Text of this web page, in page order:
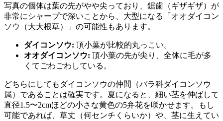
写真の個体は葉の先がやや尖っており、鋸歯（ギザギザ）が
非常にシャープで深いことから、大型になる「オオダイコン
ソウ（大大根草）」の可能性もあります。
ダイコンソウ: 頂小葉が比較的丸っこい。
オオダイコンソウ: 頂小葉の先が尖り、全体に毛が多
くてごわごわしている。
どちらにしてもダイコンソウの仲間（バラ科ダイコンソウ
属）であることは確実です。夏になると、細い茎を伸ばして
直径1.5〜2cmほどの小さな黄色の5弁花を咲かせます。もし
可能であれば、草丈（何センチくらいか）や、茎に生えてい